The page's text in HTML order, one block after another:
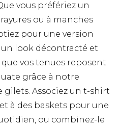
vous préfériez un
ou à manches
pour une version
look décontracté et
vos tenues reposent
grâce à notre
Associez un t-shirt
à des baskets pour une
ou combinez-le